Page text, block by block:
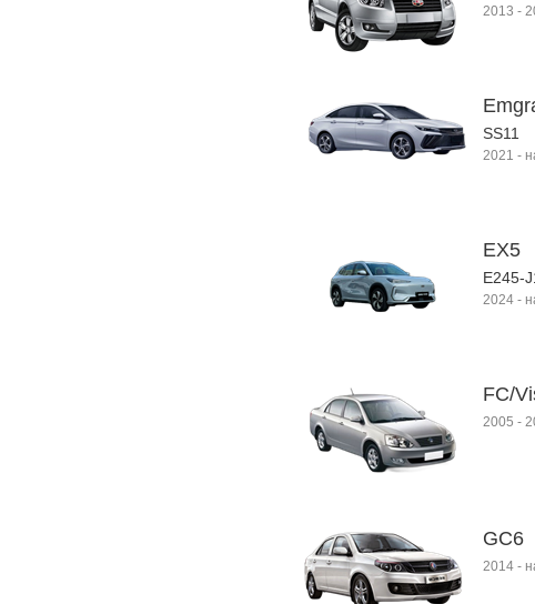
2013 -
SS11
2021 -
EX5
E245-
2024-
FC/
2005 -
GC6
2014-